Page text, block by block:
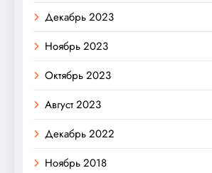
Декабрь 2023
Ноябрь 2023
Октябрь 2023
Август 2023
Декабрь 2022
Ноябрь 2018